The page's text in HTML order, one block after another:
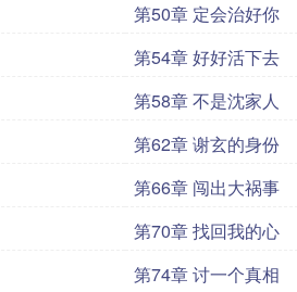
第50章 定会治好你
第54章 好好活下去
第58章 不是沈家人
第62章 谢玄的身份
第66章 闯出大祸事
第70章 找回我的心
第74章 讨一个真相